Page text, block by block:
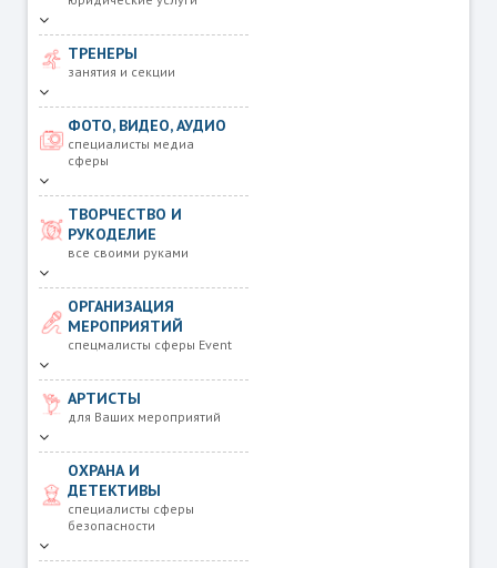
ТРЕНЕРЫ
занятия и секции
ФОТО, ВИДЕО, АУДИО
специалисты медиа
сферы
ТВОРЧЕСТВО И
РУКОДЕЛИЕ
все своими руками
ОРГАНИЗАЦИЯ
МЕРОПРИЯТИЙ
спецмалисты сферы Event
АРТИСТЫ
для Ваших мероприятий
ОХРАНА И
ДЕТЕКТИВЫ
специалисты сферы
безопасности